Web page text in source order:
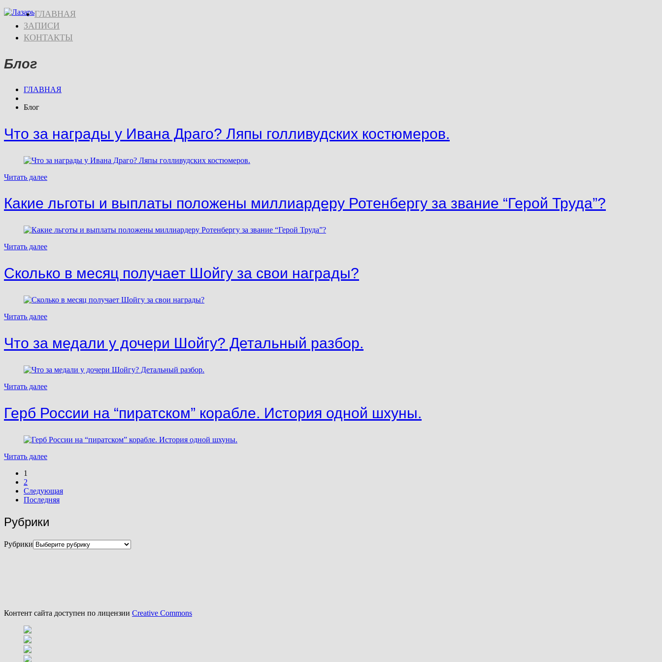
ГЛАВНАЯ
ЗАПИСИ
КОНТАКТЫ
Блог
ГЛАВНАЯ
Блог
Что за награды у Ивана Драго? Ляпы голливудских костюмеров.
Читать далее
Какие льготы и выплаты положены миллиардеру Ротенбергу за звание “Герой Труда”?
Читать далее
Сколько в месяц получает Шойгу за свои награды?
Читать далее
Что за медали у дочери Шойгу? Детальный разбор.
Читать далее
Герб России на “пиратском” корабле. История одной шхуны.
Читать далее
1
2
Следующая
Последняя
Рубрики
Рубрики
Контент сайта доступен по лицензии Creative Commons